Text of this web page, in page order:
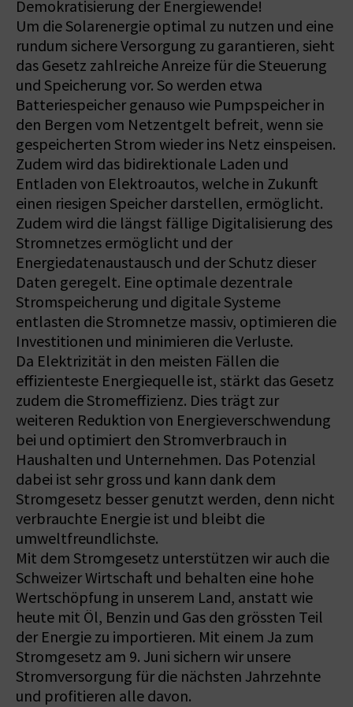
Demokratisierung der Energiewende!
Um die Solarenergie optimal zu nutzen und eine
rundum sichere Versorgung zu garantieren, sieht
das Gesetz zahlreiche Anreize für die Steuerung
und Speicherung vor. So werden etwa
Batteriespeicher genauso wie Pumpspeicher in
den Bergen vom Netzentgelt befreit, wenn sie
gespeicherten Strom wieder ins Netz einspeisen.
Zudem wird das bidirektionale Laden und
Entladen von Elektroautos, welche in Zukunft
einen riesigen Speicher darstellen, ermöglicht.
Zudem wird die längst fällige Digitalisierung des
Stromnetzes ermöglicht und der
Energiedatenaustausch und der Schutz dieser
Daten geregelt. Eine optimale dezentrale
Stromspeicherung und digitale Systeme
entlasten die Stromnetze massiv, optimieren die
Investitionen und minimieren die Verluste.
Da Elektrizität in den meisten Fällen die
effizienteste Energiequelle ist, stärkt das Gesetz
zudem die Stromeffizienz. Dies trägt zur
weiteren Reduktion von Energieverschwendung
bei und optimiert den Stromverbrauch in
Haushalten und Unternehmen. Das Potenzial
dabei ist sehr gross und kann dank dem
Stromgesetz besser genutzt werden, denn nicht
verbrauchte Energie ist und bleibt die
umweltfreundlichste.
Mit dem Stromgesetz unterstützen wir auch die
Schweizer Wirtschaft und behalten eine hohe
Wertschöpfung in unserem Land, anstatt wie
heute mit Öl, Benzin und Gas den grössten Teil
der Energie zu importieren. Mit einem Ja zum
Stromgesetz am 9. Juni sichern wir unsere
Stromversorgung für die nächsten Jahrzehnte
und profitieren alle davon.